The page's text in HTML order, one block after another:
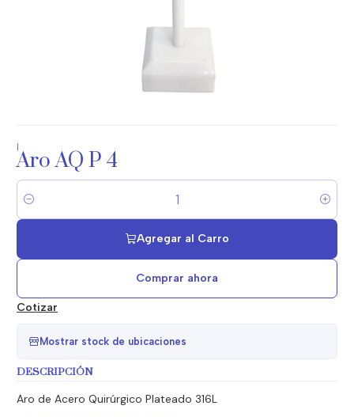
|
Aro AQ P 4
Cantidad
Agregar al Carro
Comprar ahora
Cotizar
Mostrar stock de ubicaciones
DESCRIPCIÓN
Aro de Acero Quirúrgico Plateado 316L